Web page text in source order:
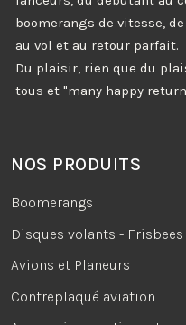
boomerangs de vitesse,
au vol et au retour parfait.
Du plaisir, rien que du
tous et "many happy
NOS PRODUITS
Boomerangs
Disques volants - Frisbees
Avions et Planeurs
Contreplaqué aviation